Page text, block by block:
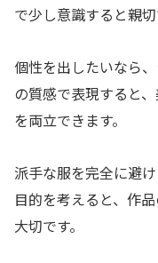
で少し意識すると親切
個性を出したいなら
の質感で表現すると
を両立できます。
派手な服を完全に避
目的を考えると、作
大切です。